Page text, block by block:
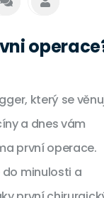
který se
a dnes vám
první operace.
do minulosti a